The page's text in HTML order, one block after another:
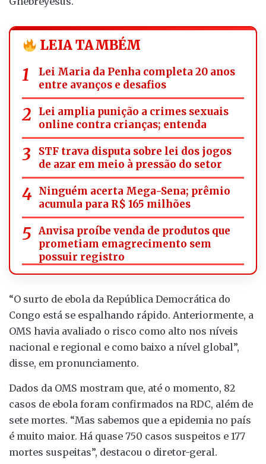
LEIA TAMBÉM
Lei Maria da Penha completa 20 anos
entre avanços e desafios
Lei amplia punição a crimes sexuais
online contra crianças; entenda
STF trava disputa sobre lei dos jogos
de azar em meio à pressão do setor
Ninguém acerta Mega-Sena; prêmio
acumula para R$ 165 milhões
Anvisa proíbe venda de produtos que
prometiam emagrecimento sem
possuir registro
“O surto de ebola da República Democrática do
Congo está se espalhando rápido. Anteriormente, a
OMS havia avaliado o risco como alto nos níveis
nacional e regional e como baixo a nível global”,
disse, em pronunciamento.
Dados da OMS mostram que, até o momento, 82
casos de ebola foram confirmados na RDC, além de
sete mortes. “Mas sabemos que a epidemia no país
é muito maior. Há quase 750 casos suspeitos e 177
mortes suspeitas”, destacou o diretor-geral.